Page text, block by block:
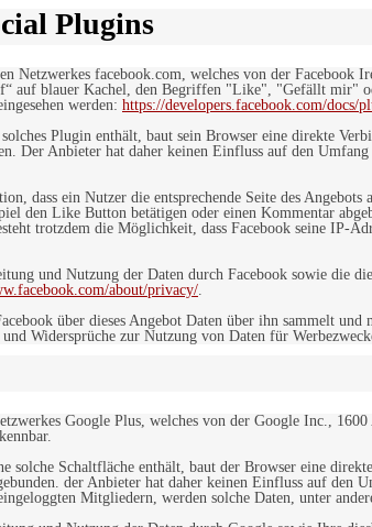
Plugins
Netzwerkes facebook.com, welches von der
auf blauer Kachel, den Begriffen "Like", "Gefällt mir"
werden: https://developers.facebook.com/docs/
Plugin enthält, baut sein Browser eine direkte
Der Anbieter hat daher keinen Einfluss auf den
dass ein Nutzer die entsprechende Seite des
den Like Button betätigen oder einen Kommentar
trotzdem die Möglichkeit, dass Facebook seine IP-
und Nutzung der Daten durch Facebook sowie die
about/privacy/.
über dieses Angebot Daten über ihn sammelt
Widersprüche zur Nutzung von Daten für
Google Plus, welches von der Google Inc.,
solche Schaltfläche enthält, baut der Browser eine
der Anbieter hat daher keinen Einfluss auf
Mitgliedern, werden solche Daten, unter